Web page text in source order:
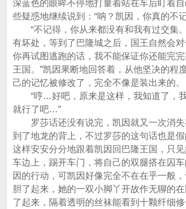
深蓝色的眼眸不停地打量着站在车后盯着
些疑惑地继续说到：“呐？凯因，你真的不
“不记得，你从来都没有和我有过交集
有坏处，等到了巴隆城之后，国王自然会
你再试图逃跑的话，我不能保证你还能完
王国。”凯因果断地回答着，从他坚决的程
己的记忆被修改了，完全不像是装出来的。
“哼…好吧，原来是这样，我知道了，
就行了吧…”
罗莎话还没有说完，凯因就又一次消失
到了地龙的背上，不过罗莎的这句话也是
这样安安分分地跟着凯因回巴隆王国，只
车边上，踢开车门，将自己的双腿搭在囚
因的行动，可凯因好像完全不在在乎一般
胆了起来，她的一双小脚丫开故作无聊的
了起来，隔着透明的丝袜能看到十颗纤细